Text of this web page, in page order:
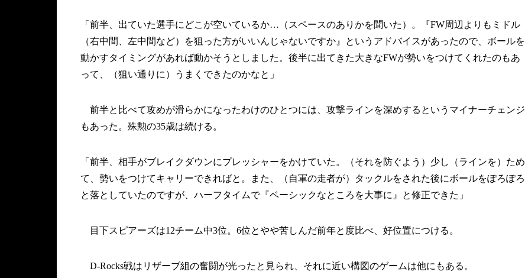
「前半、出ていた選手にどこが空いているか…（スペースのありかを聞いた）。『FW周辺よりもミドル
（右中間、左中間など）を狙った方がいいんじゃないですか』というアドバイスがあったので、ボールを
動かすタイミングがあれば動かそうとしました。後半に出てきた大きなFWが勢いをつけてくれたのもあ
って、（狙い通りに）うまくできたのかなと」
前半と比べて攻めが滑らかになったわけのひとつには、攻撃ラインを深めするというマイナーチェンジ
もあった。殊勲の35歳は続ける。
「前半、相手がブレイクダウンにプレッシャーをかけていた。（それを防ぐよう）少し（ラインを）ため
て、勢いをつけてキャリーできればと。また、（自軍の走者が）タックルをされた後にボールをぽろぽろ
と落としていたのですが、ハーフタイムで『ベーシックなところを大事に』と修正できた」
目下スピアーズは12チーム中3位。6位とやや苦しんだ前年と度比べ、好位置につける。
D-Rocks戦はリザーブ組の奮闘が光ったと見られ、それに近い構図のゲームは他にもある。